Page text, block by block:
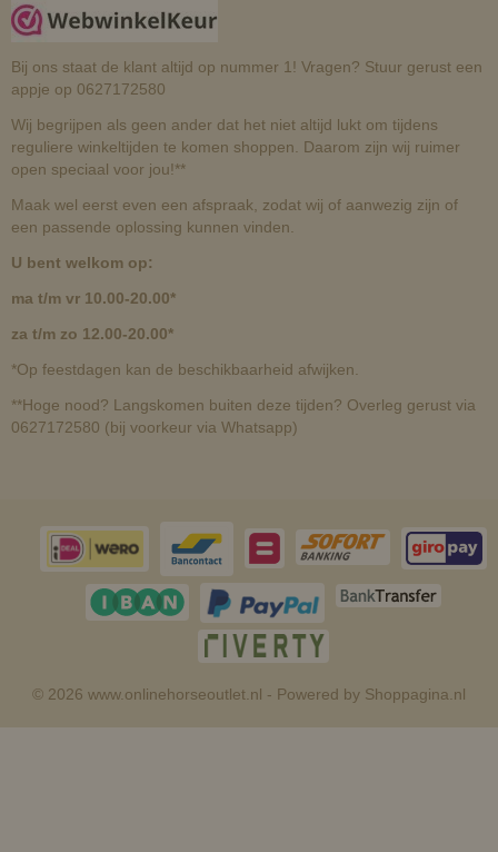
Bij ons staat de klant altijd op nummer 1! Vragen? Stuur gerust een
appje op 0627172580
Wij begrijpen als geen ander dat het niet altijd lukt om tijdens
reguliere winkeltijden te komen shoppen. Daarom zijn wij ruimer
open speciaal voor jou!**
Maak wel eerst even een afspraak, zodat wij of aanwezig zijn of
een passende oplossing kunnen vinden.
U bent welkom op:
ma t/m vr 10.00-20.00*
za t/m zo 12.00-20.00*
*Op feestdagen kan de beschikbaarheid afwijken.
**Hoge nood? Langskomen buiten deze tijden? Overleg gerust via
0627172580 (bij voorkeur via Whatsapp)
© 2026 www.onlinehorseoutlet.nl - Powered by Shoppagina.nl